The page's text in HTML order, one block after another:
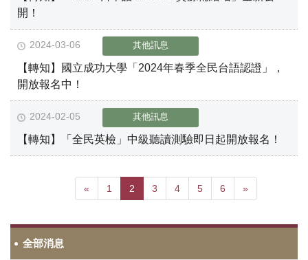
開！
2024-03-06 其他訊息
【轉知】國立成功大學「2024年春季全民台語認證」，
開放報名中！
2024-02-05 其他訊息
【轉知】「全民英檢」中級聽讀測驗即日起開放報名！
« 1 2 3 4 5 6 »
全部消息